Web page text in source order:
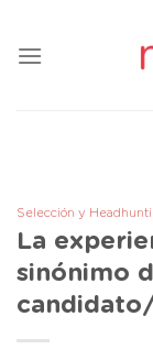
contenido
Selección y
La
sinónimo